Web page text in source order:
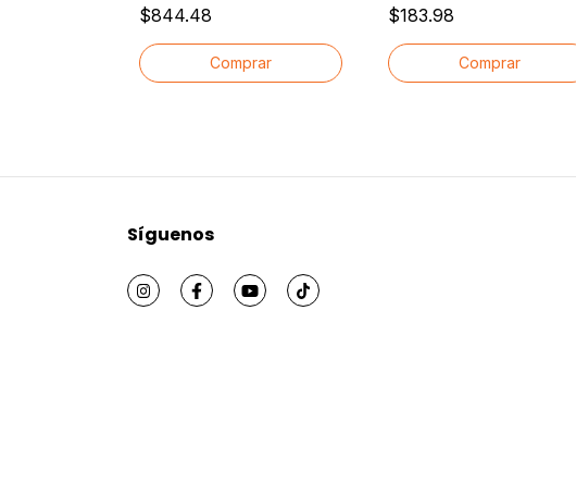
Antinudos
$844.48
Mascotas Perro y Gato
500ml⁦
$183.98
Síguenos